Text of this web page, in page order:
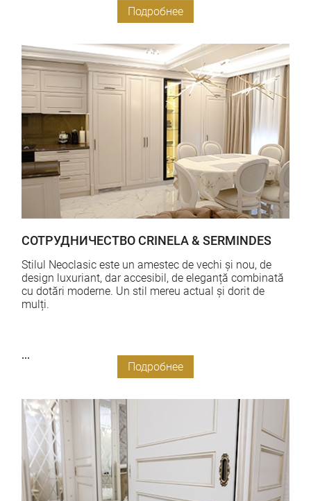
Подробнее
СОТРУДНИЧЕСТВО CRINELA & SERMINDES
Stilul Neoclasic este un amestec de vechi și nou, de
design luxuriant, dar accesibil, de eleganță combinată
cu dotări moderne. Un stil mereu actual și dorit de
mulți.
...
Подробнее